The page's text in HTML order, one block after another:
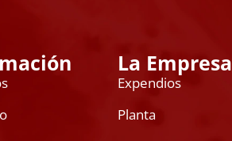
La Empresa
Expendios
Planta